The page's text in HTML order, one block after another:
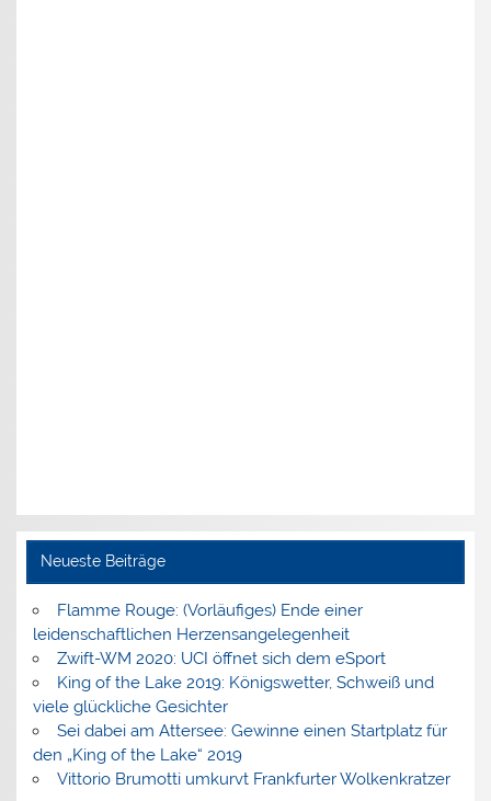
Neueste Beiträge
Flamme Rouge: (Vorläufiges) Ende einer
leidenschaftlichen Herzensangelegenheit
Zwift-WM 2020: UCI öffnet sich dem eSport
King of the Lake 2019: Königswetter, Schweiß und
viele glückliche Gesichter
Sei dabei am Attersee: Gewinne einen Startplatz für
den „King of the Lake“ 2019
Vittorio Brumotti umkurvt Frankfurter Wolkenkratzer